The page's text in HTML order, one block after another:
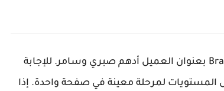
من لعبة اختبار الدماغ 2 Brain Test بعنوان العميل أدهم صبري وسامر. للإجابة
المستويات لمرحلة معينة في صفحة واحدة. إذا